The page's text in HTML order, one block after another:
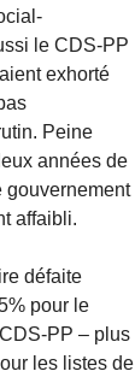
le CDS-PP
exhorté
Peine
années de
gouvernement
affaibli.
défaite
pour le
PP – plus
les listes de